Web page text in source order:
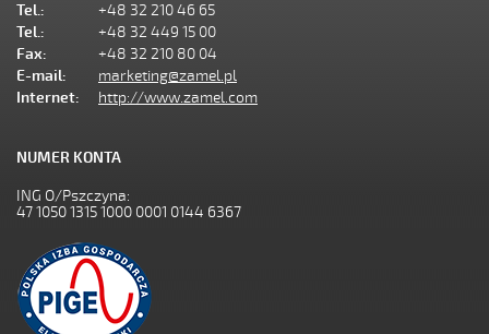
Tel.:
+48 32 210 46 65
Tel.:
+48 32 449 15 00
Fax:
+48 32 210 80 04
E-mail:
marketing@zamel.pl
Internet:
http://www.zamel.com
NUMER KONTA
ING O/Pszczyna:
47 1050 1315 1000 0001 0144 6367